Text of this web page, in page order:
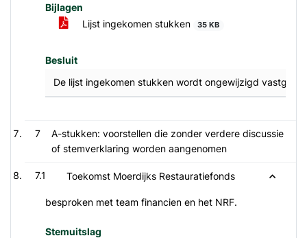
Bijlagen
Lijst ingekomen stukken
35 KB
Besluit
De lijst ingekomen stukken wordt ongewijzigd
7
A-stukken: voorstellen die zonder verdere discussie
of stemverklaring worden aangenomen
7.1 Toekomst Moerdijks Restauratiefonds
besproken met team financien en het NRF.
Stemuitslag